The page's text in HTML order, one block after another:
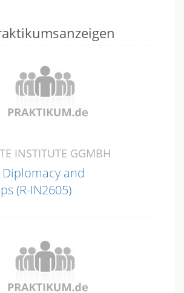
INSTITUTE GGMBH
and
(R-IN2605)